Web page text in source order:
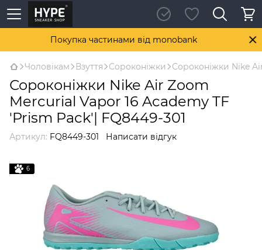
Покупка частинами від monobank
Чоловікам Взуття Сороконіжки Сороконіжки Nike
Сороконіжки Nike Air Zoom
Mercurial Vapor 16 Academy TF
'Prism Pack'| FQ8449-301
Артикул: FQ8449-301 Написати відгук
6